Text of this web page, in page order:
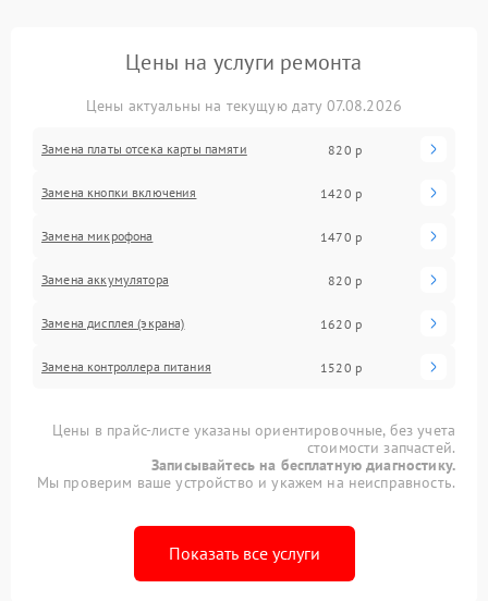
Цены на услуги ремонта
Цены актуальны на текущую дату 07.08.2026
Замена платы отсека карты памяти 820 р
Замена кнопки включения 1420 р
Замена микрофона 1470 р
Замена аккумулятора 820 р
Замена дисплея (экрана) 1620 р
Замена контроллера питания 1520 р
Цены в прайс-листе указаны ориентировочные, без учета
стоимости запчастей.
Записывайтесь на бесплатную диагностику.
Мы проверим ваше устройство и укажем на неисправность.
Показать все услуги